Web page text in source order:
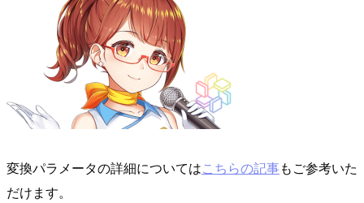
変換パラメータの詳細についてはこちらの記事もご参考いた
だけます。